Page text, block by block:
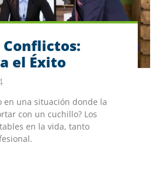
el Éxito
en una situación donde la
con un cuchillo? Los
en la vida, tanto